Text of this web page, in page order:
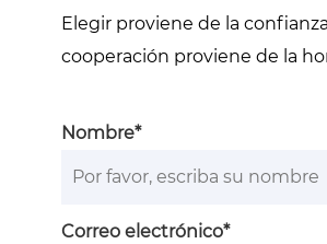
Elegir proviene de la
cooperación proviene de la
Nombre*
Correo electrónico*